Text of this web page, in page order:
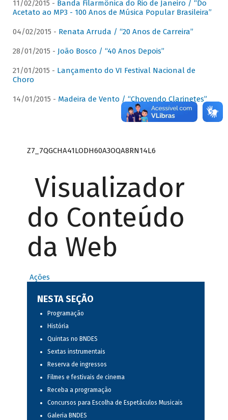
11/02/2015 - Banda Filarmônica do Rio de Janeiro / “Do
Acetato ao MP3 - 100 Anos de Música Popular Brasileira”
04/02/2015 - Renata Arruda / “20 Anos de Carreira”
28/01/2015 - João Bosco / “40 Anos Depois”
21/01/2015 - Lançamento do VI Festival Nacional de
Choro
14/01/2015 - Madeira de Vento / “Chovendo Clarinetes”
Z7_7QGCHA41LODH60A3OQA8RN14L6
Visualizador
do Conteúdo
da Web
Ações
NESTA SEÇÃO
Programação
História
Quintas no BNDES
Sextas instrumentais
Reserva de ingressos
Filmes e festivais de cinema
Receba a programação
Concursos para Escolha de Espetáculos Musicais
Galeria BNDES